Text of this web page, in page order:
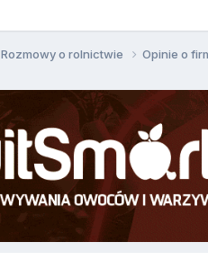
Rozmowy o rolnictwie Opinie o